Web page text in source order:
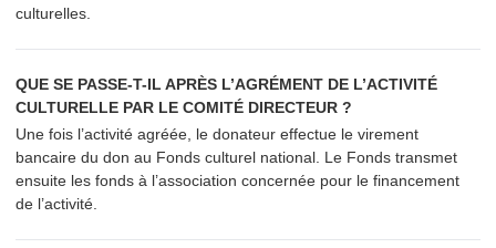
culturelles.
QUE SE PASSE-T-IL APRÈS L’AGRÉMENT DE L’ACTIVITÉ
CULTURELLE PAR LE COMITÉ DIRECTEUR ?
Une fois l’activité agréée, le donateur effectue le virement
bancaire du don au Fonds culturel national. Le Fonds transmet
ensuite les fonds à l’as­so­ci­a­tion concernée pour le financement
de l’activité.